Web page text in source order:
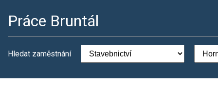
Práce Bruntál
Hledat zaměstnání